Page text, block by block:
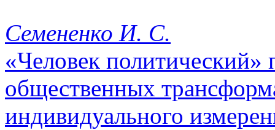
Семененко И. С.
«Человек политический»
общественных
индивидуального